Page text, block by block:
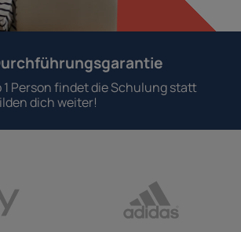
1 Person findet die Schulung statt
dich weiter!